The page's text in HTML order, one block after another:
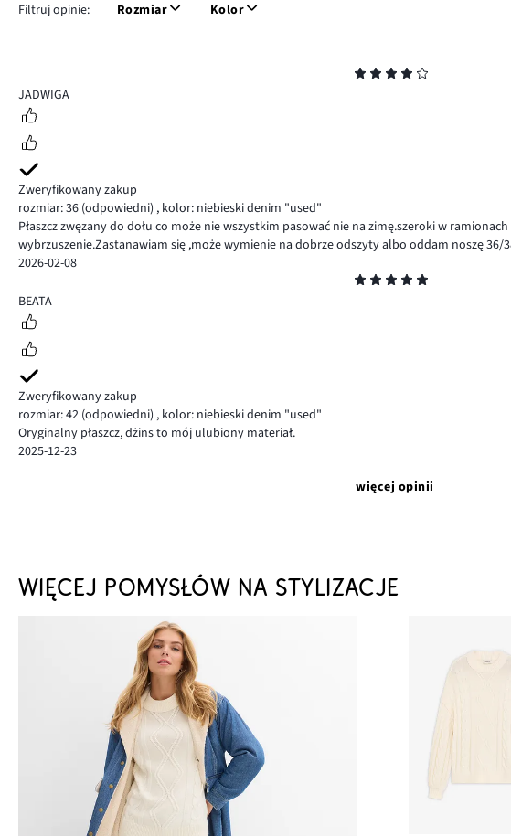
Filtruj opinie: Rozmiar Kolor
4
JADWIGA
Zweryfikowany zakup
rozmiar: 36 (odpowiedni) , kolor: niebieski denim "used"
Płaszcz zwęzany do dołu co może nie wszystkim pasować nie na zimę.szeroki w
wybrzuszenie.Zastanawiam się ,może wymienie na dobrze odszyty albo oddam noszę 36/
2026-02-08
5
BEATA
Zweryfikowany zakup
rozmiar: 42 (odpowiedni) , kolor: niebieski denim "used"
Oryginalny płaszcz, dżins to mój ulubiony materiał.
2025-12-23
więcej opinii
WIĘCEJ POMYSŁÓW NA STYLIZACJE